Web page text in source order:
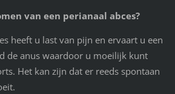
van een perianaal abces?
heeft u last van pijn en ervaart u een
de anus waardoor u moeilijk kunt
Het kan zijn dat er reeds spontaan